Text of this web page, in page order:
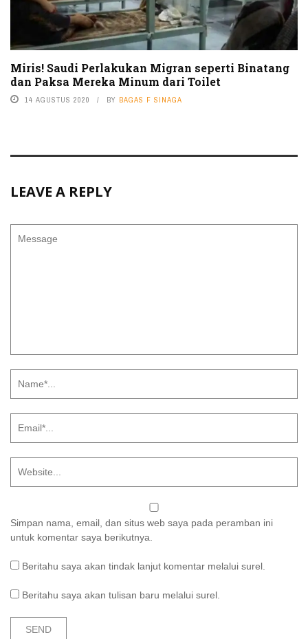
Miris! Saudi Perlakukan Migran seperti Binatang
dan Paksa Mereka Minum dari Toilet
14 AGUSTUS 2020 BY BAGAS F SINAGA
LEAVE A REPLY
Simpan nama, email, dan situs web saya pada peramban ini
untuk komentar saya berikutnya.
Beritahu saya akan tindak lanjut komentar melalui surel.
Beritahu saya akan tulisan baru melalui surel.